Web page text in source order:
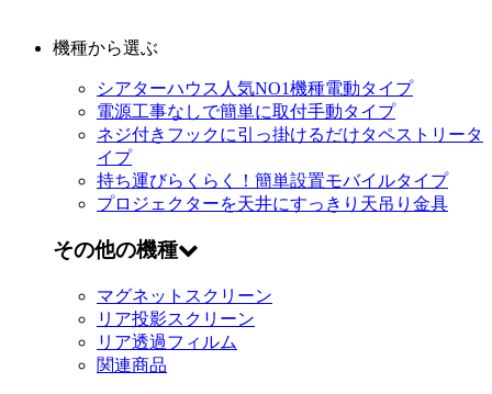
機種から選ぶ
シアターハウス人気NO1機種電動タイプ
電源工事なしで簡単に取付手動タイプ
ネジ付きフックに引っ掛けるだけタペストリータ
イプ
持ち運びらくらく！簡単設置モバイルタイプ
プロジェクターを天井にすっきり 天吊り金具
その他の機種
マグネットスクリーン
リア投影スクリーン
リア透過フィルム
関連商品